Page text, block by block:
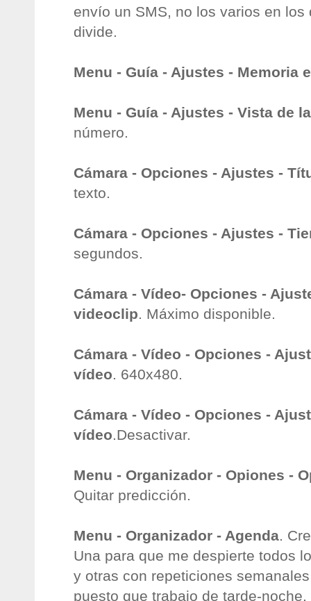
envío un SMS, no los varios en los
divide.
Menu - Guía - Ajustes - Memoria
Menu - Guía - Ajustes - Vista de
número.
Cámara - Opciones - Ajustes -
texto.
Cámara - Opciones - Ajustes -
segundos.
Cámara - Vídeo- Opciones -
videoclip . Máximo disponible.
Cámara - Vídeo - Opciones -
vídeo . 640x480.
Cámara - Vídeo - Opciones -
vídeo .Desactivar.
Menu - Organizador - Opiones -
Quitar predicción.
Menu - Organizador - Agenda .
Una para que me despierte todos
y otras con repeticiones
puesto que trabajo de tarde-